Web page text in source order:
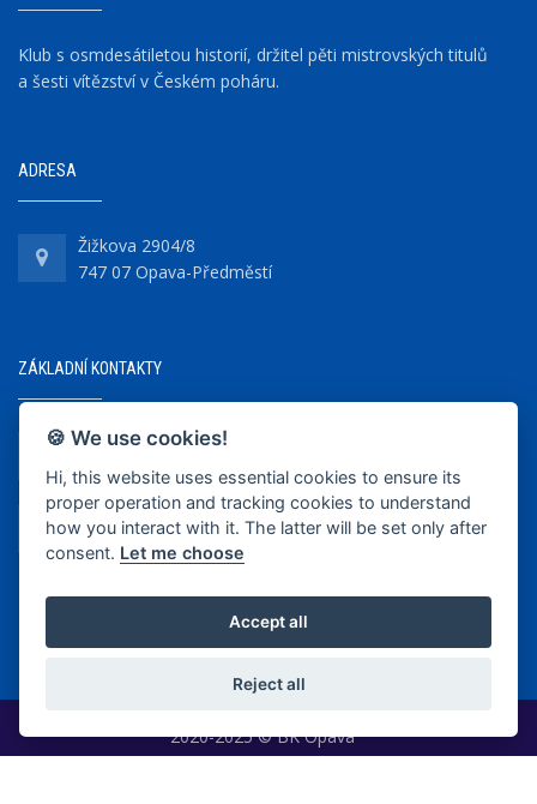
Klub s osmdesátiletou historií, držitel pěti mistrovských titulů
a šesti vítězství v Českém poháru.
ADRESA
Žižkova 2904/8
747 07 Opava-Předměstí
ZÁKLADNÍ KONTAKTY
+420 737 218 679
info@bkopava.cz
www.bkopava.cz
2020-2025 © BK Opava
🍪 We use cookies!
Hi, this website uses essential cookies to ensure its
proper operation and tracking cookies to understand
how you interact with it. The latter will be set only after
consent. Let me choose
Accept all
Reject all